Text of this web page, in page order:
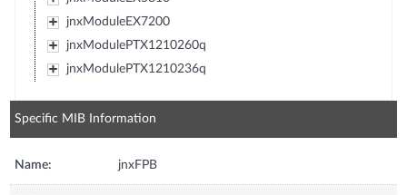
jnxModuleEX7200
jnxModulePTX1210260q
jnxModulePTX1210236q
Specific MIB Information
Name: jnxFPB